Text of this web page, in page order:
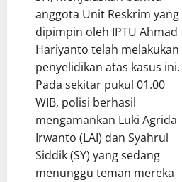
anggota Unit Reskrim yang
dipimpin oleh IPTU Ahmad
Hariyanto telah melakukan
penyelidikan atas kasus ini.
Pada sekitar pukul 01.00
WIB, polisi berhasil
mengamankan Luki Agrida
Irwanto (LAI) dan Syahrul
Siddik (SY) yang sedang
menunggu teman mereka